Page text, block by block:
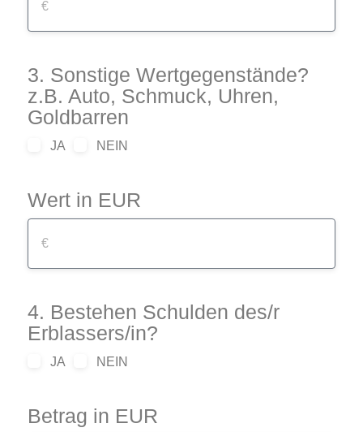
3. Sonstige Wertgegenstände?
z.B. Auto, Schmuck, Uhren,
Goldbarren
JA NEIN
Wert in EUR
4. Bestehen Schulden des/r
Erblassers/in?
JA NEIN
Betrag in EUR